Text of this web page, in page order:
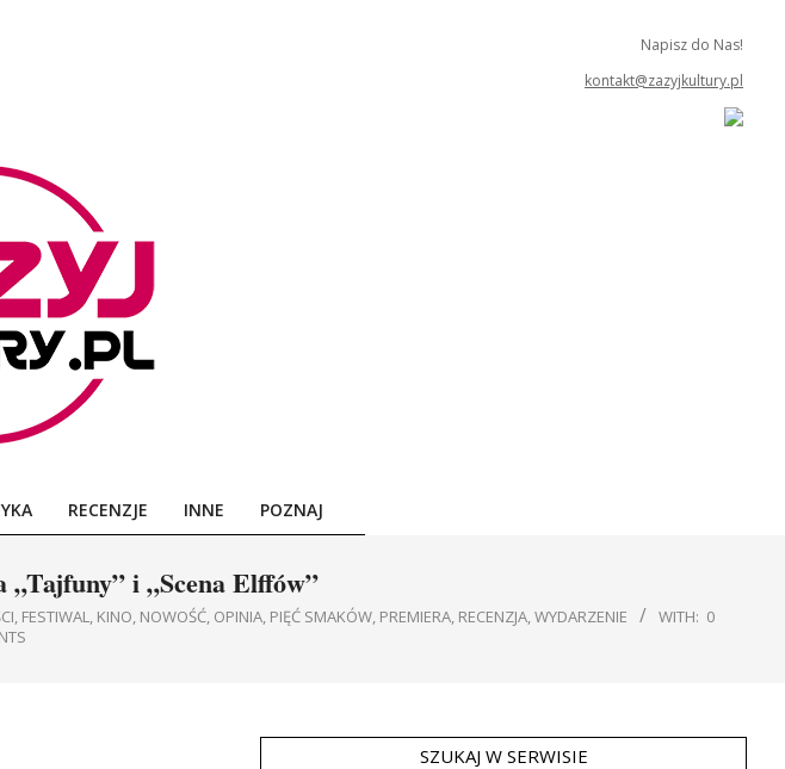
Napisz do Nas!
kontakt@zazyjkultury.pl
RECENZJE INNE POZNAJ
i „Scena Elffów”
, FESTIWAL, KINO, NOWOŚĆ, OPINIA, PIĘĆ SMAKÓW, PREMIERA, RECENZJA,WYDARZENIE WITH: 0
SZUKAJ W SERWISIE